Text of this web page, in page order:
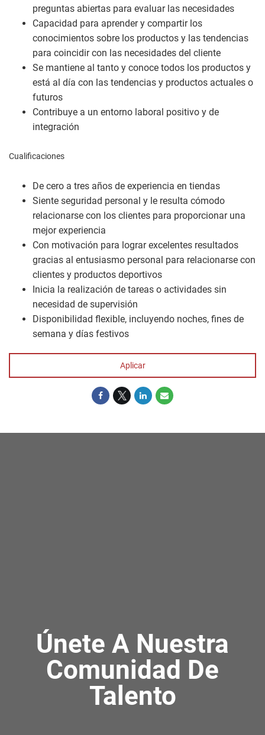
preguntas abiertas para evaluar las necesidades
Capacidad para aprender y compartir los
conocimientos sobre los productos y las tendencias
para coincidir con las necesidades del cliente
Se mantiene al tanto y conoce todos los productos y
está al día con las tendencias y productos actuales o
futuros
Contribuye a un entorno laboral positivo y de
integración
Cualificaciones
De cero a tres años de experiencia en tiendas
Siente seguridad personal y le resulta cómodo
relacionarse con los clientes para proporcionar una
mejor experiencia
Con motivación para lograr excelentes resultados
gracias al entusiasmo personal para relacionarse con
clientes y productos deportivos
Inicia la realización de tareas o actividades sin
necesidad de supervisión
Disponibilidad flexible, incluyendo noches, fines de
semana y días festivos
Aplicar
Únete A Nuestra
Comunidad De
Talento